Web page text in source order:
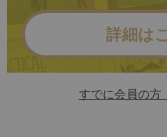
詳細は
すでに会員の方